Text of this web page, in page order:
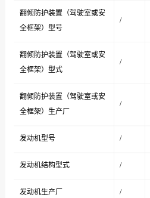
翻倾防护装置（驾驶室或安
全框架）型号
/
翻倾防护装置（驾驶室或安
全框架）型式
/
翻倾防护装置（驾驶室或安
全框架）生产厂
/
发动机型号 /
发动机结构型式 /
发动机生产厂 /